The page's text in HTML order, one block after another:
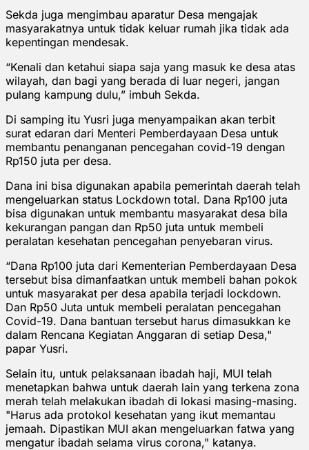
Sekda juga mengimbau aparatur Desa mengajak
masyarakatnya untuk tidak keluar rumah jika tidak ada
kepentingan mendesak.
“Kenali dan ketahui siapa saja yang masuk ke desa atas
wilayah, dan bagi yang berada di luar negeri, jangan
pulang kampung dulu,” imbuh Sekda.
Di samping itu Yusri juga menyampaikan akan terbit
surat edaran dari Menteri Pemberdayaan Desa untuk
membantu penanganan pencegahan covid-19 dengan
Rp150 juta per desa.
Dana ini bisa digunakan apabila pemerintah daerah telah
mengeluarkan status Lockdown total. Dana Rp100 juta
bisa digunakan untuk membantu masyarakat desa bila
kekurangan pangan dan Rp50 juta untuk membeli
peralatan kesehatan pencegahan penyebaran virus.
“Dana Rp100 juta dari Kementerian Pemberdayaan Desa
tersebut bisa dimanfaatkan untuk membeli bahan pokok
untuk masyarakat per desa apabila terjadi lockdown.
Dan Rp50 Juta untuk membeli peralatan pencegahan
Covid-19. Dana bantuan tersebut harus dimasukkan ke
dalam Rencana Kegiatan Anggaran di setiap Desa,"
papar Yusri.
Selain itu, untuk pelaksanaan ibadah haji, MUI telah
menetapkan bahwa untuk daerah lain yang terkena zona
merah telah melakukan ibadah di lokasi masing-masing.
"Harus ada protokol kesehatan yang ikut memantau
jemaah. Dipastikan MUI akan mengeluarkan fatwa yang
mengatur ibadah selama virus corona," katanya.